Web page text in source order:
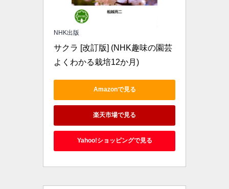
NHK出版
サクラ [改訂版] (NHK趣味の園芸
よくわかる栽培12か月)
Amazonで見る
楽天市場で見る
Yahoo!ショッピングで見る